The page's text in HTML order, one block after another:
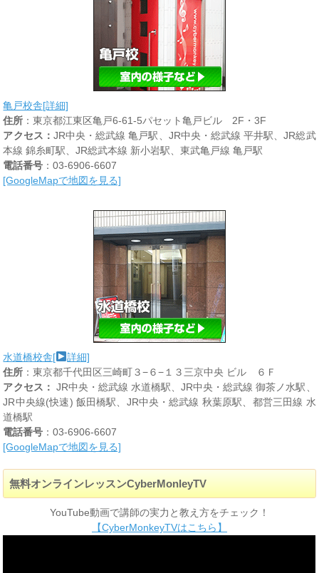
亀戸校舎[詳細]
住所 ：東京都江東区亀戸6-61-5パセット亀戸ビル 2F・3F
アクセス： JR中央・総武線 亀戸駅、JR中央・総武線 平井駅、JR総武
本線 錦糸町駅、JR総武本線 新小岩駅、東武亀戸線 亀戸駅
電話番号 ：03-6906-6607
[GoogleMapで地図を見る]
水道橋校舎[
詳細]
住所 ：東京都千代田区三崎町３−６−１３三京中央 ビル ６Ｆ
アクセス： JR中央・総武線 水道橋駅、JR中央・総武線 御茶ノ水駅、
JR中央線(快速) 飯田橋駅、JR中央・総武線 秋葉原駅、都営三田線 水
道橋駅
電話番号 ：03-6906-6607
[GoogleMapで地図を見る]
無料オンラインレッスンCyberMonleyTV
YouTube動画で講師の実力と教え方をチェック！
【CyberMonkeyTVはこちら】